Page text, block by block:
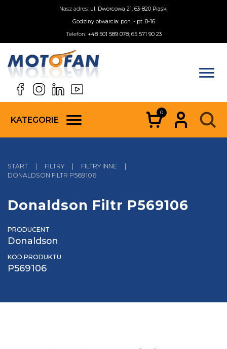
Nasz adres: ul. Dworcowa 21, 63-820 Piaski
Godziny otwarcia: pon. - pt. 8-16
Telefon: +48 501 589 078; 65 571 90 23
KATEGORIE
0
START | FILTRY | FILTRY INNE
|
DONALDSON FILTR P569106
Donaldson Filtr P569106
PRODUCENT
Donaldson
KOD PRODUKTU
P569106